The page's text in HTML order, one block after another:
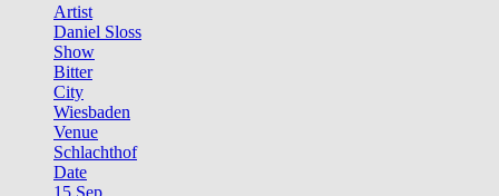
Artist
Daniel Sloss
Show
Bitter
City
Wiesbaden
Venue
Schlachthof
Date
15.Sep